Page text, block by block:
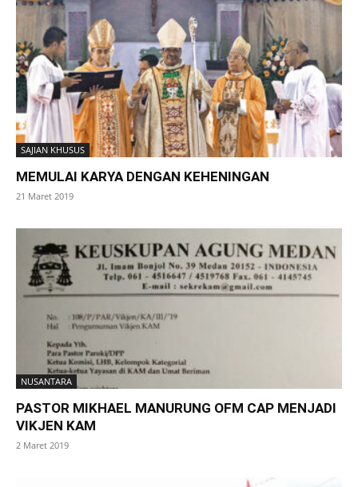
SAJIAN KHUSUS
MEMULAI KARYA DENGAN KEHENINGAN
21 Maret 2019
NUSANTARA
PASTOR MIKHAEL MANURUNG OFM CAP MENJADI
VIKJEN KAM
2 Maret 2019